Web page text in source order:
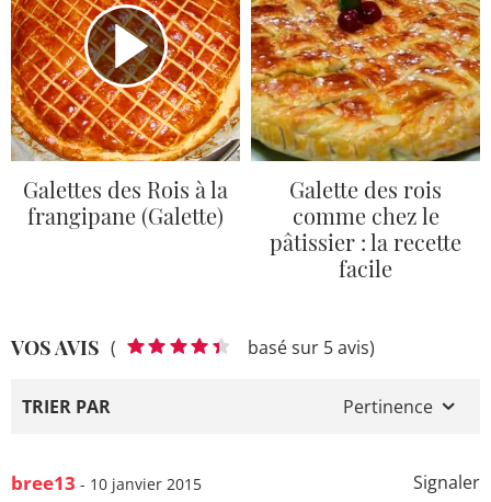
Galettes des Rois à la
frangipane (Galette)
Galette des rois
comme chez le
pâtissier : la recette
facile
VOS AVIS ( basé sur 5 avis)
TRIER PAR Pertinence
Signaler
bree13 - 10 janvier 2015